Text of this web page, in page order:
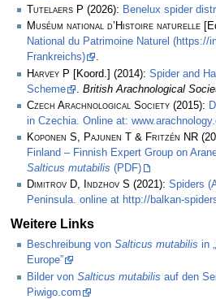
Tutelaers P (2026): Benelux spider
Muséum national d’Histoire naturelle
National du Patrimoine Naturel (https://
Frankreichs)
.
Harvey P [Koord.] (2014): Spider and
Scheme
British Arachnological
Czech Arachnological Society (2015):
in Czechia. Online at:
Koponen S, Pajunen T & Fritzén NR
Finland – Finnish Expert Group on
Salticus mutabilis (PDF)
Dimitrov D, Indzhov S (2021): Spiders
Peninsula. online at http://balkan-
Weitere Links
Beschreibung von Salticus mutabilis in
Europe”
Bilder von Salticus mutabilis auf den
Piwigo.com